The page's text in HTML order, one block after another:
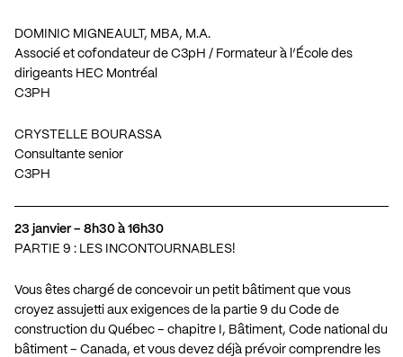
DOMINIC MIGNEAULT, MBA, M.A.
Associé et cofondateur de C3pH / Formateur à l’École des
dirigeants HEC Montréal
C3PH
CRYSTELLE BOURASSA
Consultante senior
C3PH
23 janvier – 8h30 à 16h30
PARTIE 9 : LES INCONTOURNABLES!
Vous êtes chargé de concevoir un petit bâtiment que vous
croyez assujetti aux exigences de la partie 9 du Code de
construction du Québec – chapitre I, Bâtiment, Code national du
bâtiment – Canada, et vous devez déjà prévoir comprendre les